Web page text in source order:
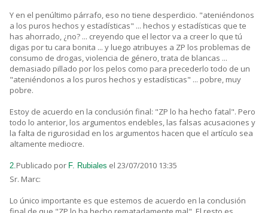
Y en el penúltimo párrafo, eso no tiene desperdicio. "ateniéndonos
a los puros hechos y estadísticas" ... hechos y estadísticas que te
has ahorrado, ¿no? ... creyendo que el lector va a creer lo que tú
digas por tu cara bonita ... y luego atribuyes a ZP los problemas de
consumo de drogas, violencia de género, trata de blancas ...
demasiado pillado por los pelos como para precederlo todo de un
"ateniéndonos a los puros hechos y estadísticas" ... pobre, muy
pobre.
Estoy de acuerdo en la conclusión final: "ZP lo ha hecho fatal". Pero
todo lo anterior, los argumentos endebles, las falsas acusaciones y
la falta de rigurosidad en los argumentos hacen que el artículo sea
altamente mediocre.
2.Publicado por F. Rubiales el 23/07/2010 13:35
Sr. Marc:
Lo único importante es que estemos de acuerdo en la conclusión